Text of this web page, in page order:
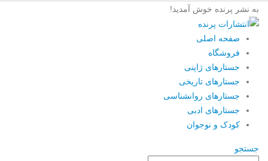
به نشر پرنده خوش آمدید!
صفحه اصلی
فروشگاه
جستارهای ژاپنی
جستارهای تاریخی
جستارهای روانشناسی
جستارهای ادبی
کودک و نوجوان
جستجو